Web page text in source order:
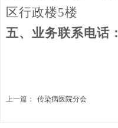
区行政楼5楼
五、业务联系电话：
上一篇： 传染病医院分会